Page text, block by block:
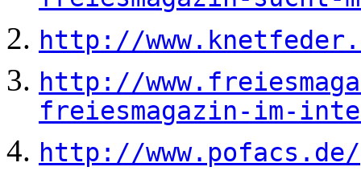
http://
http://
freiesmagazin-im-
http://www.pofacs.de/